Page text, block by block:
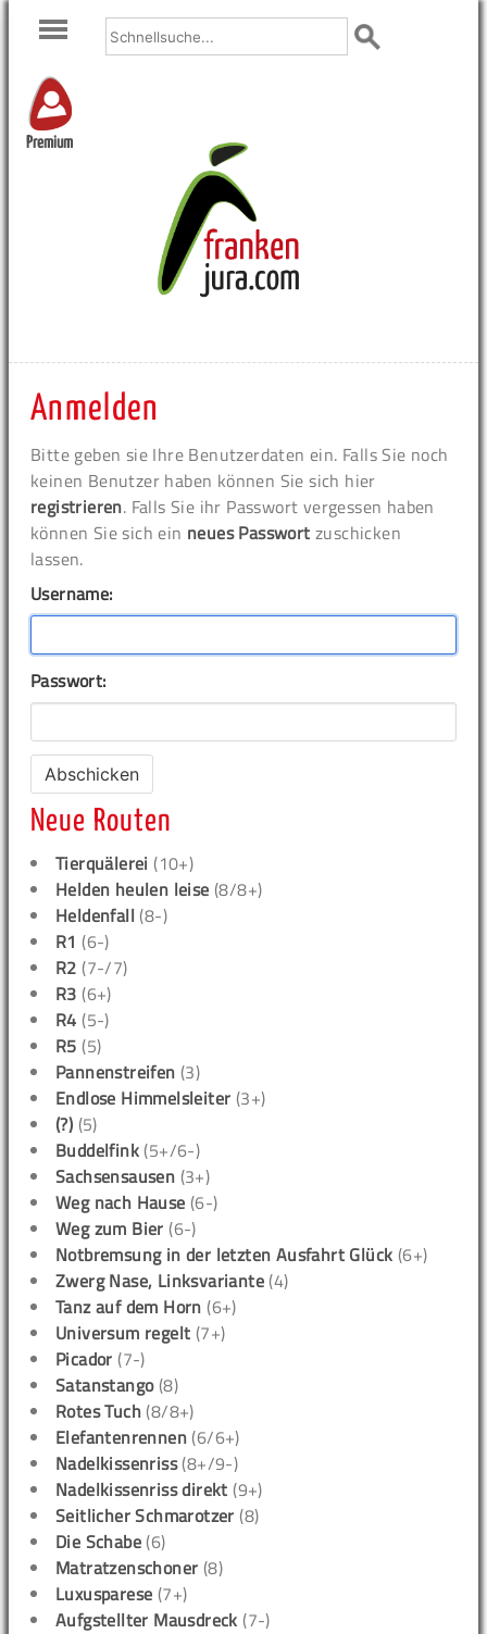
Premium
Anmelden
Bitte geben sie Ihre Benutzerdaten ein. Falls Sie noch
keinen Benutzer haben können Sie sich hier
registrieren. Falls Sie ihr Passwort vergessen haben
können Sie sich ein neues Passwort zuschicken
lassen.
Username:
Passwort:
Neue Routen
Tierquälerei (10+)
Helden heulen leise (8/8+)
Heldenfall (8-)
R1 (6-)
R2 (7-/7)
R3 (6+)
R4 (5-)
R5 (5)
Pannenstreifen (3)
Endlose Himmelsleiter (3+)
(?) (5)
Buddelfink (5+/6-)
Sachsensausen (3+)
Weg nach Hause (6-)
Weg zum Bier (6-)
Notbremsung in der letzten Ausfahrt Glück (6+)
Zwerg Nase, Linksvariante (4)
Tanz auf dem Horn (6+)
Universum regelt (7+)
Picador (7-)
Satanstango(8)
Rotes Tuch (8/8+)
Elefantenrennen (6/6+)
Nadelkissenriss(8+/9-)
Nadelkissenriss direkt (9+)
Seitlicher Schmarotzer (8)
Die Schabe (6)
Matratzenschoner (8)
Luxusparese (7+)
Aufgstellter Mausdreck (7-)